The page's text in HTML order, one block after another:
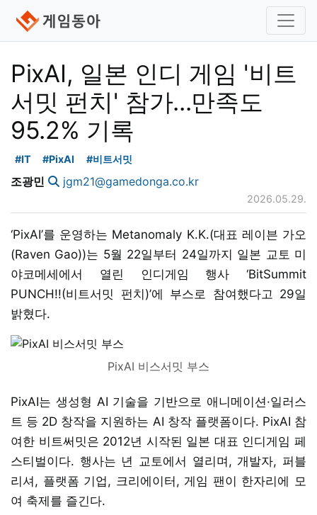
PixAI, 일본 인디 게임 '비트
서밋 펀치' 참가...만족도
95.2% 기록
#IT #PixAI #비트서밋
조광민 jgm21@gamedonga.co.kr
2026.05.29.
‘PixAI’를 운영하는 Metanomaly K.K.(대표 레이븐 가오
(Raven Gao))는 5월 22일부터 24일까지 일본 교토 미
야코메세에서 열린 인디게임 행사 ‘BitSummit
PUNCH!!(비트서밋 펀치)’에 부스로 참여했다고 29일
밝혔다.
PixAI 비스서밋 부스
PixAI는 생성형 AI 기술을 기반으로 애니메이션·일러스
트 등 2D 창작을 지원하는 AI 창작 플랫폼이다. PixAI 참
여한 비트써밋은 2012년 시작된 일본 대표 인디게임 페
스티벌이다. 행사는 년 교토에서 열리며, 개발자, 퍼블
리셔, 플랫폼 기업, 크리에이터, 게임 팬이 한자리에 모
여 축제를 즐긴다.